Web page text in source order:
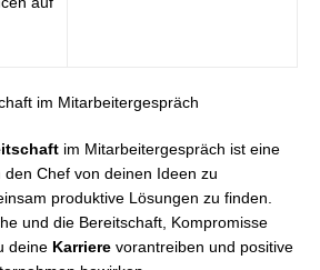
im Mitarbeitergespräch ist eine
Chef von deinen Ideen zu
produktive Lösungen zu finden.
und die Bereitschaft, Kompromisse
deine Karriere vorantreiben und positive